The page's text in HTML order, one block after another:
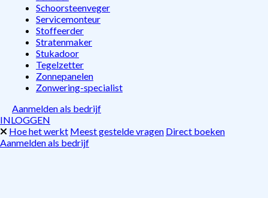
Schoorsteenveger
Servicemonteur
Stoffeerder
Stratenmaker
Stukadoor
Tegelzetter
Zonnepanelen
Zonwering-specialist
Aanmelden als bedrijf
INLOGGEN
Hoe het werkt Meest gestelde vragen Direct boeken
Aanmelden als bedrijf